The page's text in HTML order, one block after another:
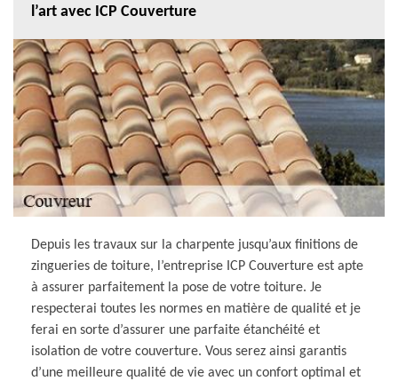
l’art avec ICP Couverture
Depuis les travaux sur la charpente jusqu’aux finitions de
zingueries de toiture, l’entreprise ICP Couverture est apte
à assurer parfaitement la pose de votre toiture. Je
respecterai toutes les normes en matière de qualité et je
ferai en sorte d’assurer une parfaite étanchéité et
isolation de votre couverture. Vous serez ainsi garantis
d’une meilleure qualité de vie avec un confort optimal et